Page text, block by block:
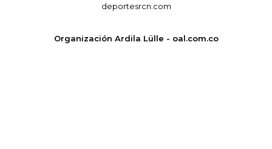
deportesrcn.com
Organización Ardila Lülle - oal.com.co